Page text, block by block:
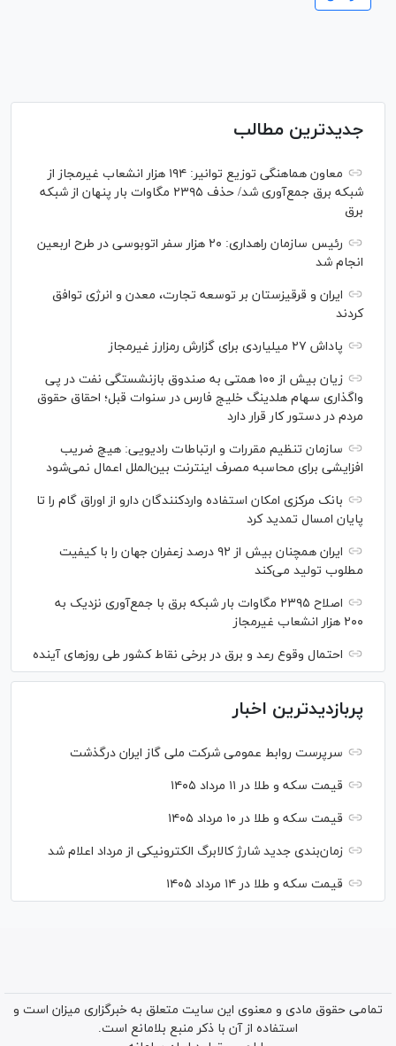
جدیدترین مطالب
معاون هماهنگی توزیع توانیر: ۱۹۴ هزار انشعاب غیرمجاز از
شبکه برق جمع‌آوری شد/ حذف ۲۳۹۵ مگاوات بار پنهان از شبکه
برق
رئیس سازمان راهداری: ۲۰ هزار سفر اتوبوسی در طرح اربعین
انجام شد
ایران و قرقیزستان بر توسعه تجارت، معدن و انرژی توافق
کردند
پاداش ۲۷ میلیاردی برای گزارش رمزارز غیرمجاز
زیان بیش از ۱۰۰ همتی به صندوق بازنشستگی نفت در پی
واگذاری سهام هلدینگ خلیج فارس در سنوات قبل؛ احقاق حقوق
مردم در دستور کار قرار دارد
سازمان تنظیم مقررات و ارتباطات رادیویی: هیچ ضریب
افزایشی برای محاسبه مصرف اینترنت بین‌الملل اعمال نمی‌شود
بانک مرکزی امکان استفاده واردکنندگان دارو از اوراق گام را تا
پایان امسال تمدید کرد
ایران همچنان بیش از ۹۲ درصد زعفران جهان را با کیفیت
مطلوب تولید می‌کند
اصلاح ۲۳۹۵ مگاوات بار شبکه برق با جمع‌آوری نزدیک به
۲۰۰ هزار انشعاب غیرمجاز
احتمال وقوع رعد و برق در برخی نقاط کشور طی روز‌های آینده
پربازدیدترین اخبار
سرپرست روابط عمومی شرکت ملی گاز ایران درگذشت
قیمت سکه و طلا در ۱۱ مرداد ۱۴۰۵
قیمت سکه و طلا در ۱۰ مرداد ۱۴۰۵
زمان‌بندی جدید شارژ کالابرگ الکترونیکی از مرداد اعلام شد
قیمت سکه و طلا در ۱۴ مرداد ۱۴۰۵
تمامی حقوق مادی و معنوی این سایت متعلق به خبرگزاری میزان است و
استفاده از آن با ذکر منبع بلامانع است.